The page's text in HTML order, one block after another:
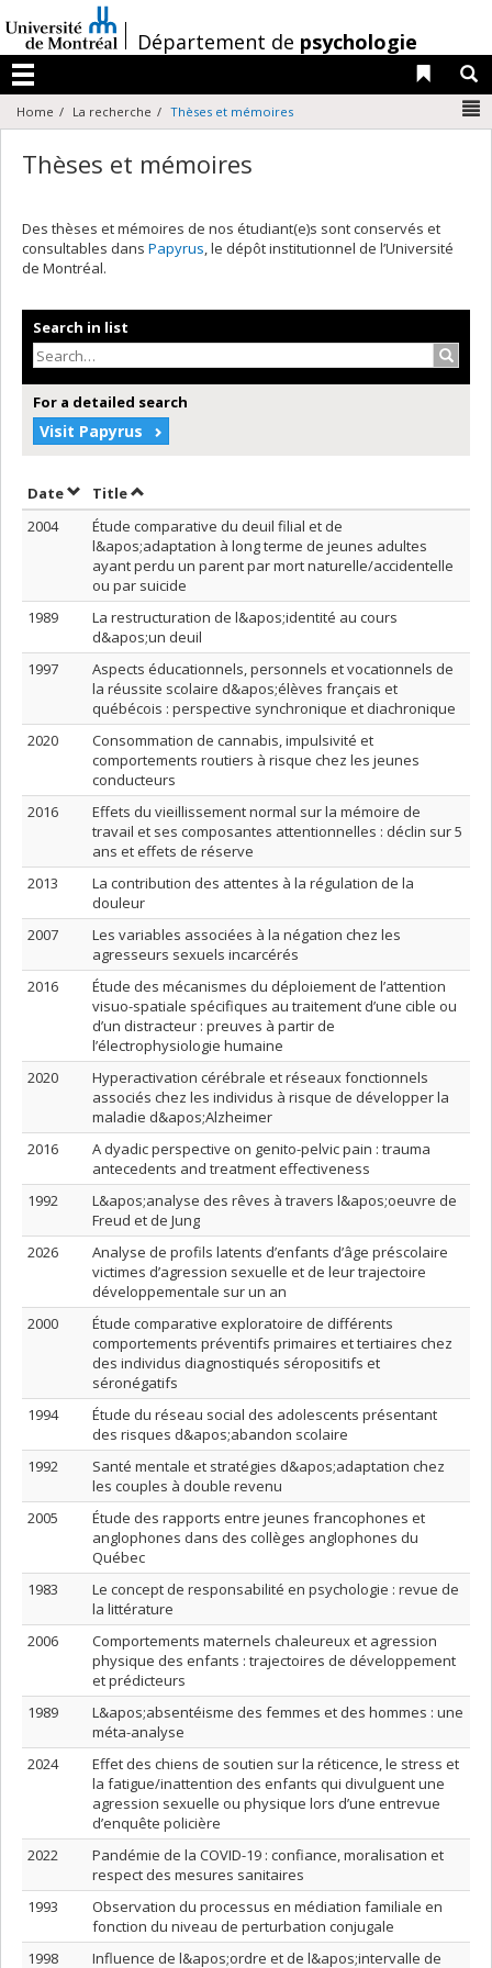
au
contenu
/Département de psychologie
Menu
Liens
Home La recherche Thèses et mémoires
Thèses et mémoires
Des thèses et mémoires de nos étudiant(e)s sont conservés et
consultables dans Papyrus, le dépôt institutionnel de l’Université
de Montréal.
Search in list
For a detailed search
Visit Papyrus
DateSort by date in ascending order
TitleSort by title in ascending order
2004
Étude comparative du deuil filial et de
l&apos;adaptation à long terme de jeunes adultes
ayant perdu un parent par mort naturelle/accidentelle
ou par suicide
1989
La restructuration de l&apos;identité au cours
d&apos;un deuil
1997
Aspects éducationnels, personnels et vocationnels de
la réussite scolaire d&apos;élèves français et
québécois : perspective synchronique et diachronique
2020
Consommation de cannabis, impulsivité et
comportements routiers à risque chez les jeunes
conducteurs
2016
Effets du vieillissement normal sur la mémoire de
travail et ses composantes attentionnelles : déclin sur 5
ans et effets de réserve
2013
La contribution des attentes à la régulation de la
douleur
2007
Les variables associées à la négation chez les
agresseurs sexuels incarcérés
2016
Étude des mécanismes du déploiement de l’attention
visuo-spatiale spécifiques au traitement d’une cible ou
d’un distracteur : preuves à partir de
l’électrophysiologie humaine
2020
Hyperactivation cérébrale et réseaux fonctionnels
associés chez les individus à risque de développer la
maladie d&apos;Alzheimer
2016
A dyadic perspective on genito-pelvic pain : trauma
antecedents and treatment effectiveness
1992
L&apos;analyse des rêves à travers l&apos;oeuvre de
Freud et de Jung
2026
Analyse de profils latents d’enfants d’âge préscolaire
victimes d’agression sexuelle et de leur trajectoire
développementale sur un an
2000
Étude comparative exploratoire de différents
comportements préventifs primaires et tertiaires chez
des individus diagnostiqués séropositifs et
séronégatifs
1994
Étude du réseau social des adolescents présentant
des risques d&apos;abandon scolaire
1992
Santé mentale et stratégies d&apos;adaptation chez
les couples à double revenu
2005
Étude des rapports entre jeunes francophones et
anglophones dans des collèges anglophones du
Québec
1983
Le concept de responsabilité en psychologie : revue de
la littérature
2006
Comportements maternels chaleureux et agression
physique des enfants : trajectoires de développement
et prédicteurs
1989
L&apos;absentéisme des femmes et des hommes : une
méta-analyse
2024
Effet des chiens de soutien sur la réticence, le stress et
la fatigue/inattention des enfants qui divulguent une
agression sexuelle ou physique lors d’une entrevue
d’enquête policière
2022
Pandémie de la COVID-19 : confiance, moralisation et
respect des mesures sanitaires
1993
Observation du processus en médiation familiale en
fonction du niveau de perturbation conjugale
1998
Influence de l&apos;ordre et de l&apos;intervalle de